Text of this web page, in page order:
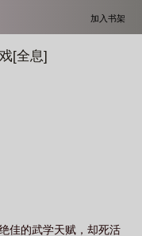
加入书架
[全息]
佳的武学天赋，却死活